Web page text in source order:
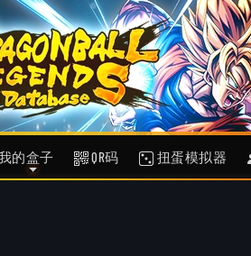
的盒子 QR码 扭蛋模拟器